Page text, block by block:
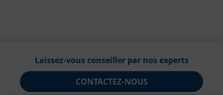
Laissez-vous conseiller par nos experts
CONTACTEZ-NOUS